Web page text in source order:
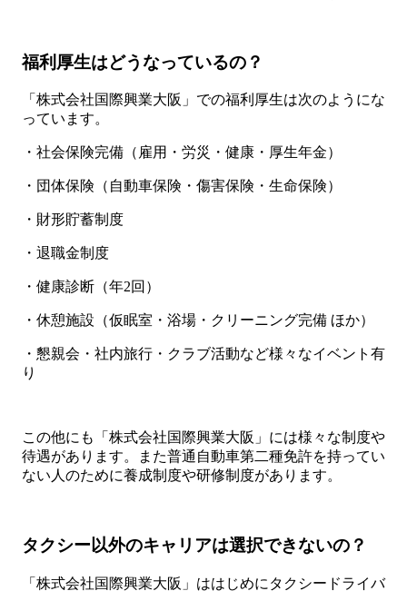
福利厚生はどうなっているの？
「株式会社国際興業大阪」での福利厚生は次のようにな
っています。
・社会保険完備（雇用・労災・健康・厚生年金）
・団体保険（自動車保険・傷害保険・生命保険）
・財形貯蓄制度
・退職金制度
・健康診断（年2回）
・休憩施設（仮眠室・浴場・クリーニング完備 ほか）
・懇親会・社内旅行・クラブ活動など様々なイベント有
り
この他にも「株式会社国際興業大阪」には様々な制度や
待遇があります。また普通自動車第二種免許を持ってい
ない人のために養成制度や研修制度があります。
タクシー以外のキャリアは選択できないの？
「株式会社国際興業大阪」ははじめにタクシードライバ